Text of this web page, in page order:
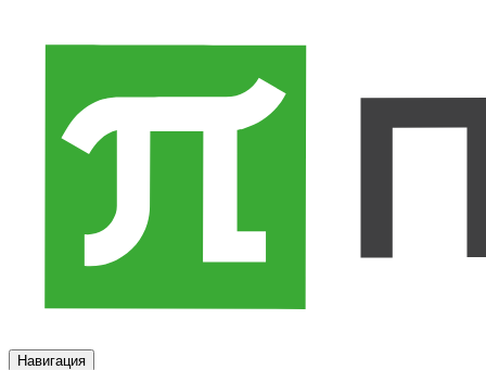
Навигация